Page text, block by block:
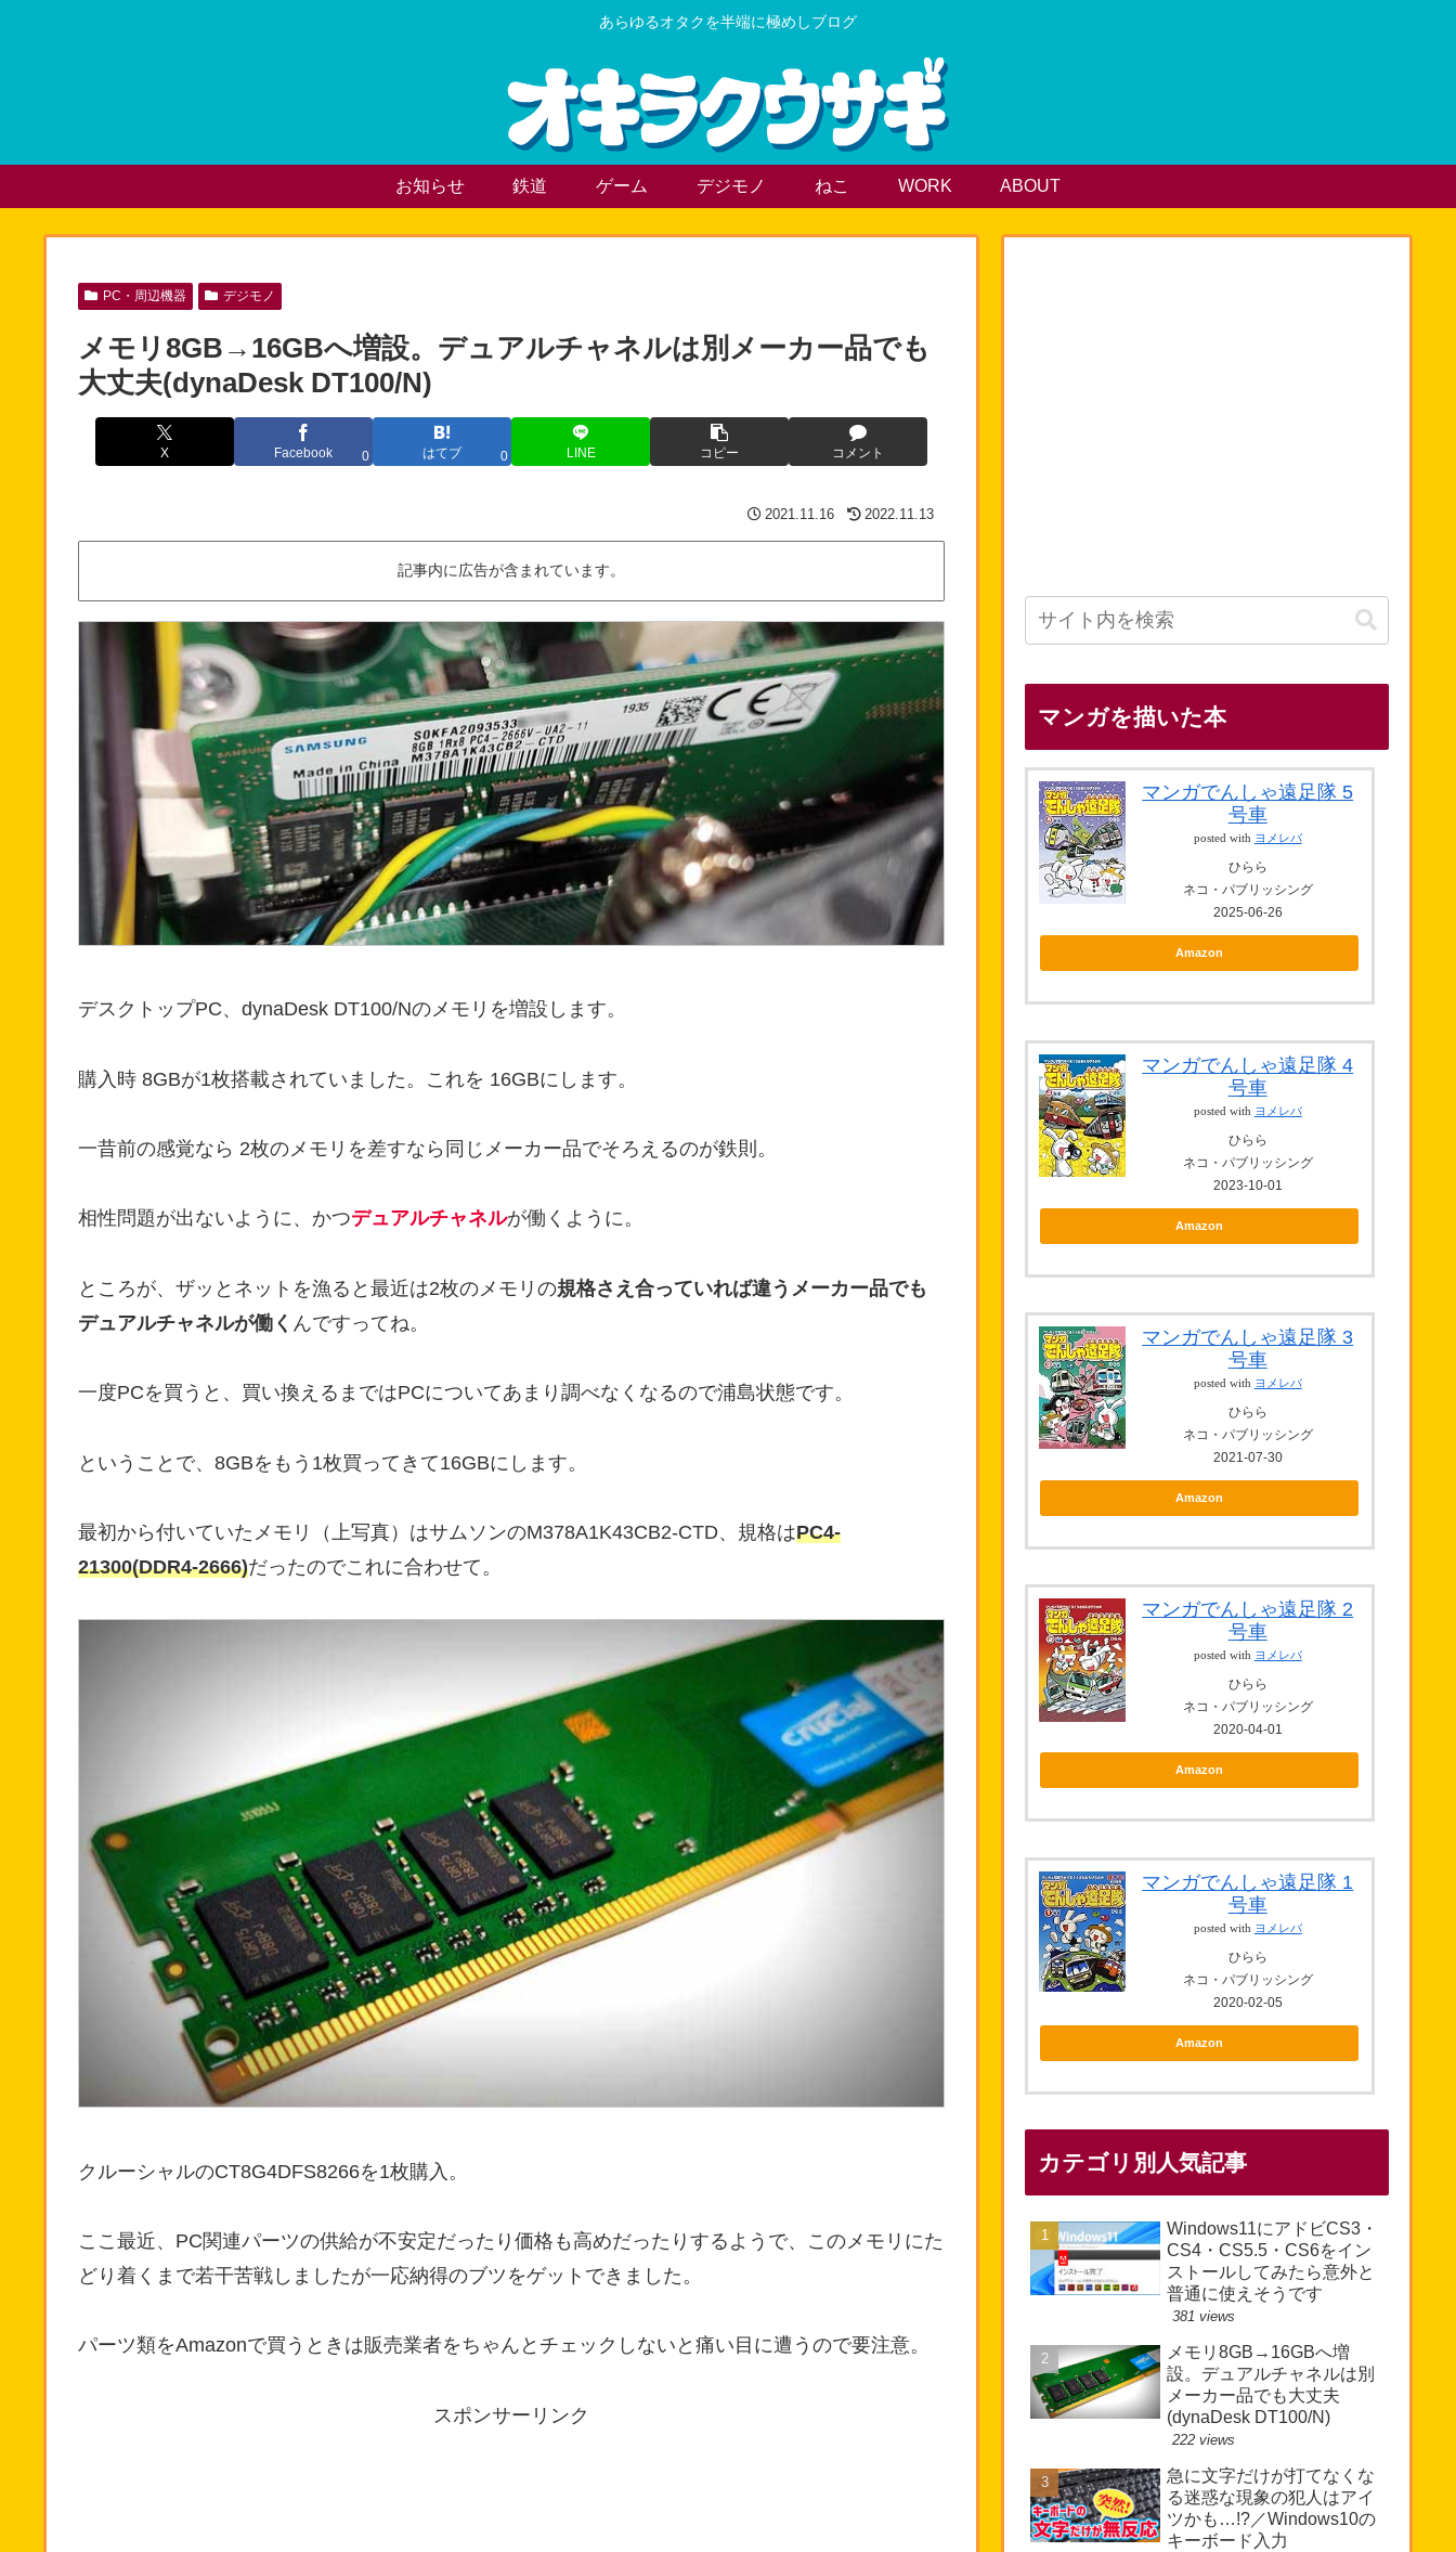
あらゆるオタクを半端に極めしブログ
お知らせ 鉄道 ゲーム デジモノ ねこ WORK ABOUT
PC・周辺機器 デジモノ
メモリ8GB→16GBへ増設。デュアルチャネルは別メーカー品でも
大丈夫(dynaDesk DT100/N)
X Facebook 0 はてブ 0 LINE コピー コメント
2021.11.16 2022.11.13
記事内に広告が含まれています。
デスクトップPC、dynaDesk DT100/Nのメモリを増設します。
購入時 8GBが1枚搭載されていました。これを 16GBにします。
一昔前の感覚なら 2枚のメモリを差すなら同じメーカー品でそろえるのが鉄則。
相性問題が出ないように、かつデュアルチャネルが働くように。
ところが、ザッとネットを漁ると最近は2枚のメモリの規格さえ合っていれば違うメーカー品でも
デュアルチャネルが働く んですってね。
一度PCを買うと、買い換えるまではPCについてあまり調べなくなるので浦島状態です。
ということで、8GBをもう1枚買ってきて16GBにします。
最初から付いていたメモリ（上写真）はサムソンのM378A1K43CB2-CTD、規格はPC4-
21300(DDR4-2666)だったのでこれに合わせて。
クルーシャルのCT8G4DFS8266を1枚購入。
ここ最近、PC関連パーツの供給が不安定だったり価格も高めだったりするようで、このメモリにた
どり着くまで若干苦戦しましたが一応納得のブツをゲットできました。
パーツ類をAmazonで買うときは販売業者をちゃんとチェックしないと痛い目に遭うので要注意。
スポンサーリンク
マンガを描いた本
マンガでんしゃ遠足隊 5
号車
posted with ヨメレバ
ひらら
ネコ・パブリッシング
2025-06-26
Amazon
マンガでんしゃ遠足隊 4
号車
posted with ヨメレバ
ひらら
ネコ・パブリッシング
2023-10-01
Amazon
マンガでんしゃ遠足隊 3
号車
posted with ヨメレバ
ひらら
ネコ・パブリッシング
2021-07-30
Amazon
マンガでんしゃ遠足隊 2
号車
posted with ヨメレバ
ひらら
ネコ・パブリッシング
2020-04-01
Amazon
マンガでんしゃ遠足隊 1
号車
posted with ヨメレバ
ひらら
ネコ・パブリッシング
2020-02-05
Amazon
カテゴリ別人気記事
Windows11にアドビCS3・
CS4・CS5.5・CS6をイン
ストールしてみたら意外と
普通に使えそうです
381 views
メモリ8GB→16GBへ増
設。デュアルチャネルは別
メーカー品でも大丈夫
(dynaDesk DT100/N)
222 views
急に文字だけが打てなくな
る迷惑な現象の犯人はアイ
ツかも…!?／Windows10の
キーボード入力